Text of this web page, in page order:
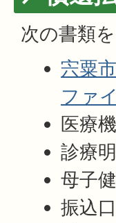
次の書類
宍粟
ファ
医療
診療
母子
振込